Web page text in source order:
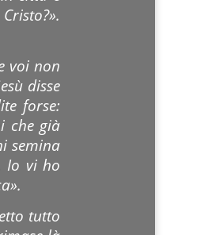
voi non
disse
forse:
che già
semina
Io vi ho
tutto